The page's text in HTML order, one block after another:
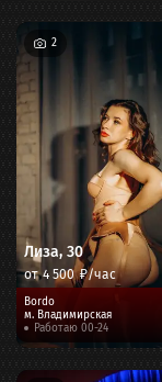
Лиза, 30
от4 500₽/час
Bordo
м. Владимирская
Работаю 00-24
2